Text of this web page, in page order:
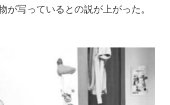
が写っているとの説が上がった。